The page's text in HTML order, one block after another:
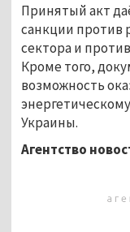
Принятый акт
санкции против
сектора и
Кроме того,
возможность
Украины.
Агентство